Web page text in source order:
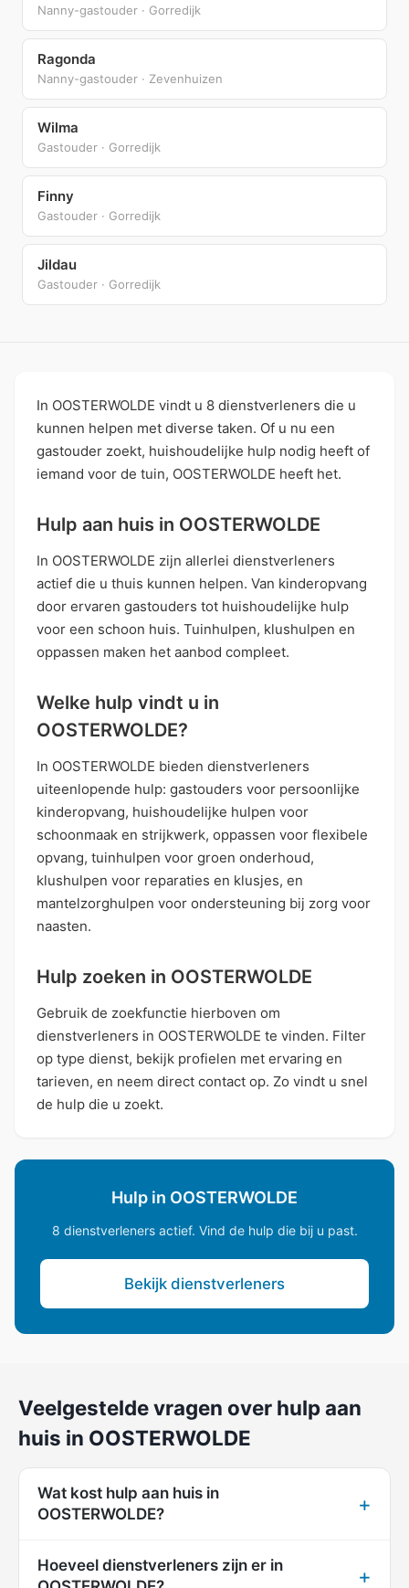
Nanny-gastouder · Gorredijk
Ragonda
Nanny-gastouder · Zevenhuizen
Wilma
Gastouder · Gorredijk
Finny
Gastouder · Gorredijk
Jildau
Gastouder · Gorredijk
In OOSTERWOLDE vindt u 8 dienstverleners die u
kunnen helpen met diverse taken. Of u nu een
gastouder zoekt, huishoudelijke hulp nodig heeft of
iemand voor de tuin, OOSTERWOLDE heeft het.
Hulp aan huis in OOSTERWOLDE
In OOSTERWOLDE zijn allerlei dienstverleners
actief die u thuis kunnen helpen. Van kinderopvang
door ervaren gastouders tot huishoudelijke hulp
voor een schoon huis. Tuinhulpen, klushulpen en
oppassen maken het aanbod compleet.
Welke hulp vindt u in
OOSTERWOLDE?
In OOSTERWOLDE bieden dienstverleners
uiteenlopende hulp: gastouders voor persoonlijke
kinderopvang, huishoudelijke hulpen voor
schoonmaak en strijkwerk, oppassen voor flexibele
opvang, tuinhulpen voor groen onderhoud,
klushulpen voor reparaties en klusjes, en
mantelzorghulpen voor ondersteuning bij zorg voor
naasten.
Hulp zoeken in OOSTERWOLDE
Gebruik de zoekfunctie hierboven om
dienstverleners in OOSTERWOLDE te vinden. Filter
op type dienst, bekijk profielen met ervaring en
tarieven, en neem direct contact op. Zo vindt u snel
de hulp die u zoekt.
Hulp in OOSTERWOLDE
8 dienstverleners actief. Vind de hulp die bij u past.
Bekijk dienstverleners
Veelgestelde vragen over hulp aan
huis in OOSTERWOLDE
Wat kost hulp aan huis in
OOSTERWOLDE?
Hoeveel dienstverleners zijn er in